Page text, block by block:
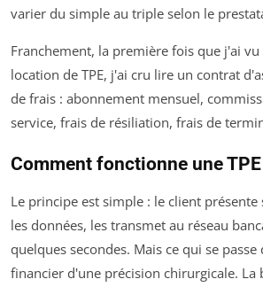
varier du simple au triple selon le
Franchement, la première fois que j'ai
location de TPE, j'ai cru lire un contrat
de frais : abonnement mensuel,
service, frais de résiliation, frais de
Comment fonctionne une TPE
Le principe est simple : le client
les données, les transmet au réseau
quelques secondes. Mais ce qui se
financier d'une précision chirurgicale.